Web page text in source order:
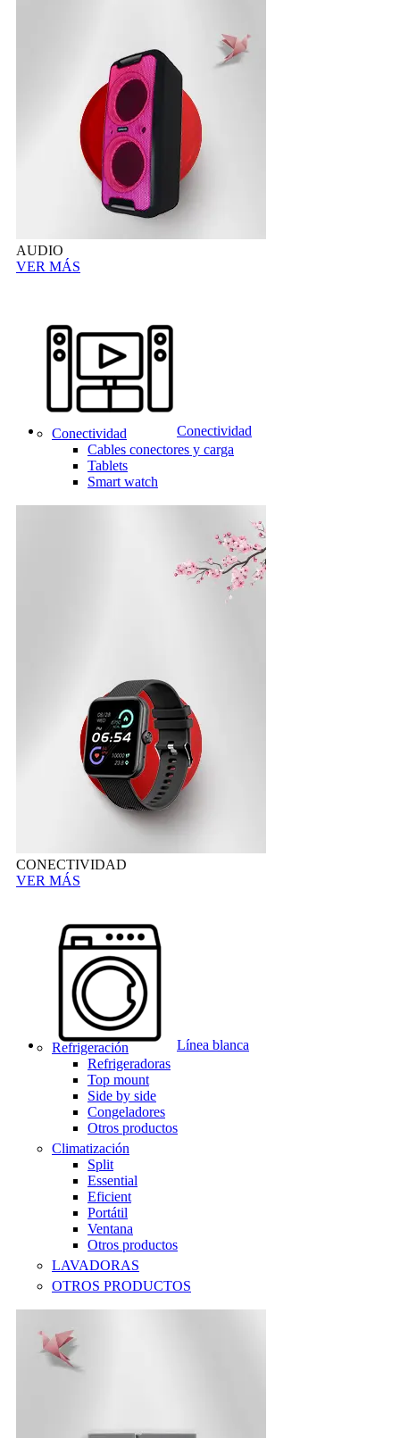
AUDIO
VER MÁS
Conectividad
Conectividad
Cables conectores y carga
Tablets
Smart watch
CONECTIVIDAD
VER MÁS
Línea blanca
Refrigeración
Refrigeradoras
Top mount
Side by side
Congeladores
Otros productos
Climatización
Split
Essential
Eficient
Portátil
Ventana
Otros productos
LAVADORAS
OTROS PRODUCTOS